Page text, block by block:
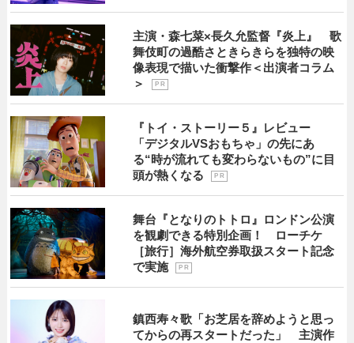
主演・森七菜×長久允監督『炎上』 歌
舞伎町の過酷さときらきらを独特の映
像表現で描いた衝撃作＜出演者コラム
＞
P R
『トイ・ストーリー５』レビュー
「デジタルVSおもちゃ」の先にあ
る“時が流れても変わらないもの”に目
頭が熱くなる
P R
舞台『となりのトトロ』ロンドン公演
を観劇できる特別企画！ ローチケ
［旅行］海外航空券取扱スタート記念
で実施
P R
鎮西寿々歌「お芝居を辞めようと思っ
てからの再スタートだった」 主演作